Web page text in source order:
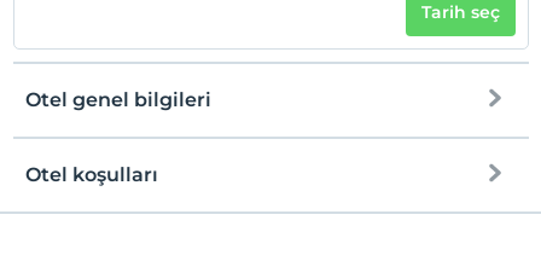
Tarih seç
Otel genel bilgileri
Otel koşulları
Check/in